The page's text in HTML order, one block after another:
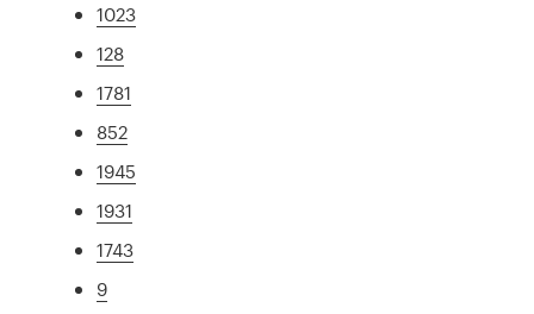
1023
128
1781
852
1945
1931
1743
9